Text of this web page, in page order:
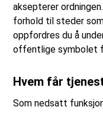
aksepterer
forhold til steder
oppfordres du å
offentlige symbolet
Hvem får
Som nedsatt